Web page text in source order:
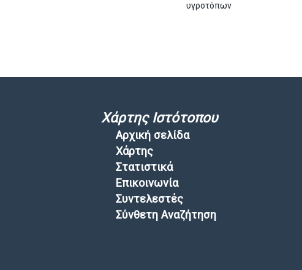
υγροτόπων
Χάρτης Ιστότοπου
Αρχική σελίδα
Χάρτης
Στατιστικά
Επικοινωνία
Συντελεστές
Σύνθετη Αναζήτηση